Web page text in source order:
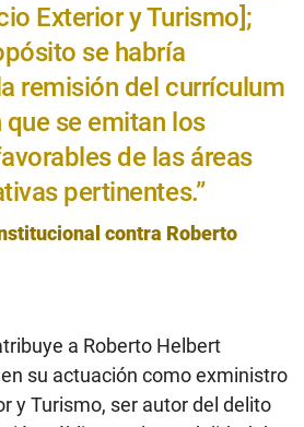
Exterior y Turismo];
se habría
remisión del currículum
que se emitan los
de las áreas
pertinentes.”
contra Roberto
a Roberto Helbert
su actuación como exministro
y Turismo, ser autor del delito